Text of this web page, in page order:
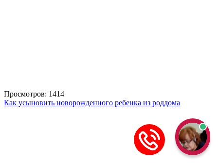
Просмотров: 1414
Как усыновить новорожденного ребенка из роддома